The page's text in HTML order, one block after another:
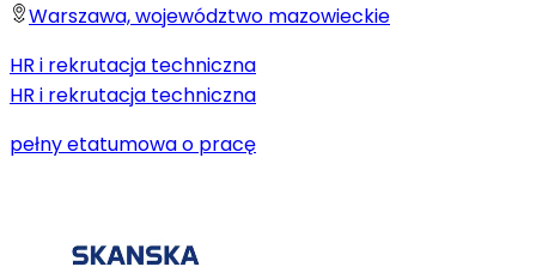
Warszawa, województwo mazowieckie
HR i rekrutacja techniczna
HR i rekrutacja techniczna
pełny etatumowa o pracę